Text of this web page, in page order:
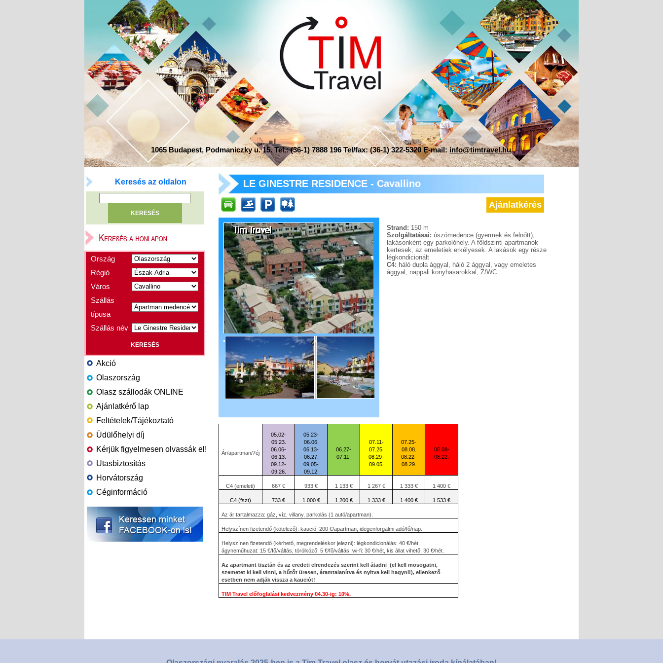
1065 Budapest, Podmaniczky u. 15. Tel.: (36-1) 7888 196 Tel/fax: (36-1) 322-5320 E-mail:info@timtravel.hu
LE GINESTRE RESIDENCE - Cavallino
Strand: 150 m
Szolgáltatásai: úszómedence (gyermek és felnőtt),
lakásonként egy parkolóhely. A földszinti apartmanok
kertesek, az emeletiek erkélyesek. A lakások egy része
légkondicionált
C4: háló dupla ággyal, háló 2 ággyal, vagy emeletes
ággyal, nappali konyhasarokkal, Z/WC
Ár/apartman/7éj
05.02-
05.23.
06.06-
06.13.
09.12-
09.26.
05.23-
06.06.
06.13-
06.27.
09.05-
09.12.
06.27-
07.11.
07.11-
07.25.
08.29-
09.05.
07.25-
08.08.
08.22-
08.29.
08.08-
08.22.
C4 (emeleti) 667 € 933 € 1 133 € 1 267 € 1 333 € 1 400 €
C4 (fszt) 733 € 1 000 € 1 200 € 1 333 € 1 400 € 1 533 €
Az ár tartalmazza: gáz, víz, villany, parkolás (1 autó/apartman).
Helyszínen fizetendő (kötelező): kaució: 200 €/apartman, idegenforgalmi adó/fő/nap.
Helyszínen fizetendő (kérhető, megrendeléskor jelezni): légkondicionálás: 40 €/hét,
ágyneműhuzat: 15 €/fő/váltás, törölköző: 5 €/fő/váltás, wi-fi: 30 €/hét, kis állat vihető: 30 €/hét.
Az apartmant tisztán és az eredeti elrendezés szerint kell átadni (el kell mosogatni,
szemetet ki kell vinni, a hűtőt üresen, áramtalanítva és nyitva kell hagyni!), ellenkező
esetben nem adják vissza a kauciót!
TIM Travel előfoglalási kedvezmény 04.30-ig: 10%.
Keresés az oldalon
Ország
Régió
Város
Szállás
típusa
Szállás név
Akció
Olaszország
Olasz szállodák ONLINE
Ajánlatkérő lap
Feltételek/Tájékoztató
Üdülőhelyi díj
Kérjük figyelmesen olvassák el!
Utasbiztosítás
Horvátország
Céginformáció